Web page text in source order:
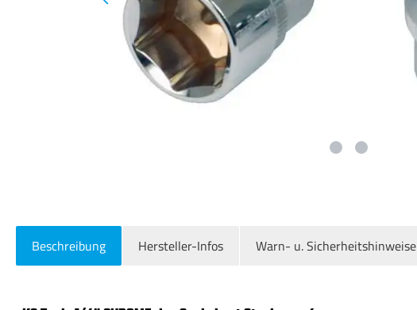
Beschreibung Hersteller-Infos Warn- u. Sicherheitshinweise